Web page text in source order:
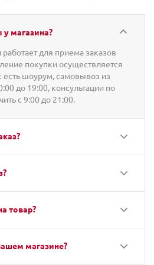
магазина?
для приема заказов
покупки осуществляется
есть шоурум, самовывоз из
до 19:00, консультации по
с 9:00 до 21:00.
товар?
магазине?